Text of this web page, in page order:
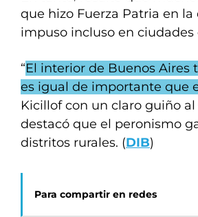
que hizo Fuerza Patria en
impuso incluso en
“El interior de Buenos
es igual de importante que
Kicillof con un claro guiño
destacó que el peronismo
distritos rurales. (DIB)
Para compartir en redes